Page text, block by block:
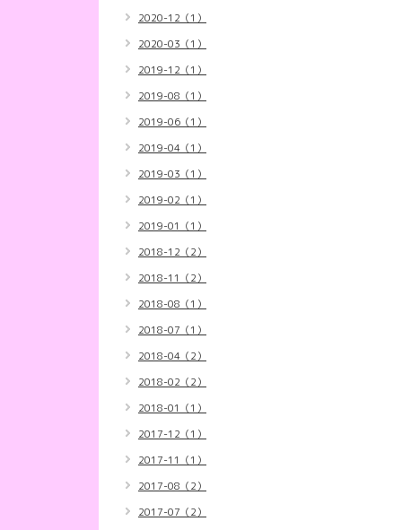
2020-12（1）
2020-03（1）
2019-12（1）
2019-08（1）
2019-06（1）
2019-04（1）
2019-03（1）
2019-02（1）
2019-01（1）
2018-12（2）
2018-11（2）
2018-08（1）
2018-07（1）
2018-04（2）
2018-02（2）
2018-01（1）
2017-12（1）
2017-11（1）
2017-08（2）
2017-07（2）